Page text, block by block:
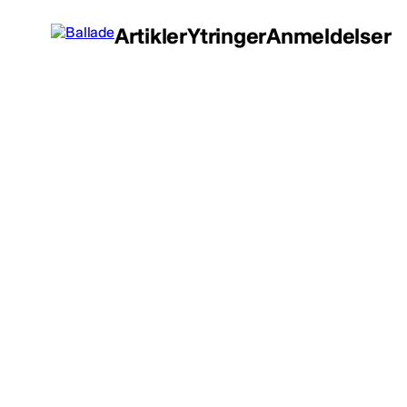
ArtiklerYtringerAnmeldelser